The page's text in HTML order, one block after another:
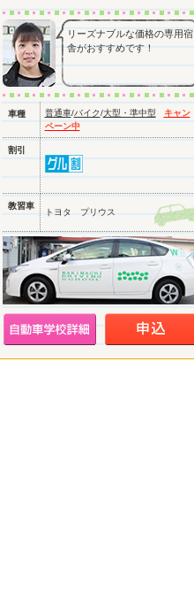
リーズナブルな価格の専用宿
舎がおすすめです！
車種 普通車/バイク/大型・準中型
キャン
ペーン中
割引
教習車
トヨタ プリウス